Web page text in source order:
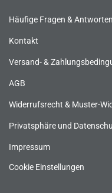
Häufige Fragen & Antworten
Kontakt
Versand- &
AGB
Widerrufsrecht & Muster-
Privatsphäre und
Impressum
Cookie Einstellungen